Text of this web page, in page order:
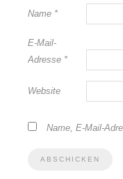
Name *
E-Mail-
Adresse *
Website
Name, E-Mail-